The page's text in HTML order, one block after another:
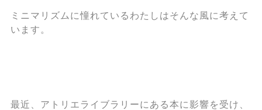
ミニマリズムに憧れているわたしはそんな風に考えて
います。
最近、アトリエライブラリーにある本に影響を受け、